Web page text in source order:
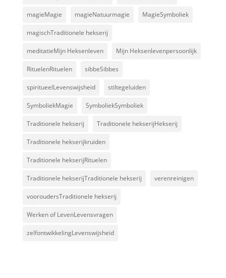
magieMagie magieNatuurmagie MagieSymboliek
magischTraditionele hekserij
meditatieMijn Heksenleven Mijn Heksenlevenpersoonlijk
RituelenRituelen sibbeSibbes
spiritueelLevenswijsheid stiltegeluiden
SymboliekMagie SymboliekSymboliek
Traditionele hekserij Traditionele hekserijHekserij
Traditionele hekserijkruiden
Traditionele hekserijRituelen
Traditionele hekserijTraditionele hekserij verenreinigen
vooroudersTraditionele hekserij
Werken of LevenLevensvragen
zelfontwikkelingLevenswijsheid